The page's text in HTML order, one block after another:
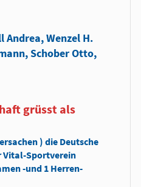
Wenzel H.
Schober Otto,
grüsst als
) die Deutsche
Vital-Sportverein
-und 1 Herren-